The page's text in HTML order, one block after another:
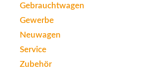
Gebrauchtwagen
Gewerbe
Neuwagen
Service
Zubehör